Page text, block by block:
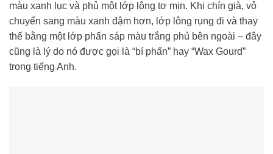
màu xanh lục và phủ một lớp lông tơ mịn. Khi chín già, vỏ
chuyển sang màu xanh đậm hơn, lớp lông rụng đi và thay
thế bằng một lớp phấn sáp màu trắng phủ bên ngoài – đây
cũng là lý do nó được gọi là “bí phấn” hay “Wax Gourd”
trong tiếng Anh.